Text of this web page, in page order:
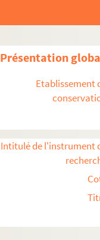
Présentation
Etablissement
Intitulé de l'instrument
Frédéric
Mort de
Frédéric